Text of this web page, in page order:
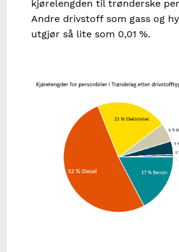
kjørelengden til trønderske
Andre drivstoff som gass og
utgjør så lite som 0,01 %.
Image